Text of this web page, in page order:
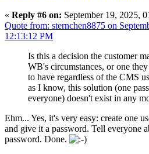
« Reply #6 on: September 19, 2025,
Quote from: sternchen8875 on
12:13:12 PM
Is this a decision the customer
WB's circumstances, or one
to have regardless of the CMS
as I know, this solution (one
everyone) doesn't exist in any
Ehm... Yes, it's very easy: create one
and give it a password. Tell everyone
password. Done.